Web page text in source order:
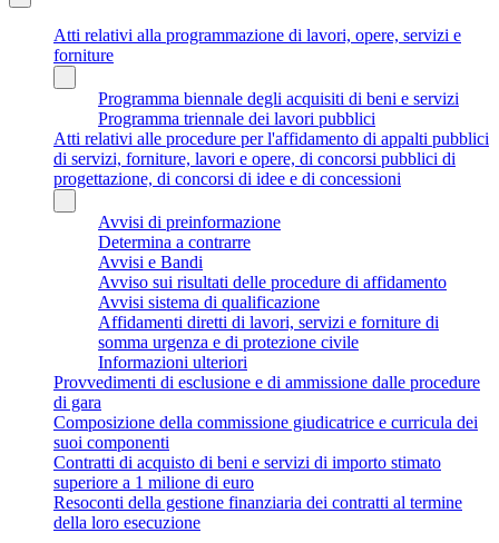
Atti relativi alla programmazione di lavori, opere, servizi e
forniture
Programma biennale degli acquisiti di beni e servizi
Programma triennale dei lavori pubblici
Atti relativi alle procedure per l'affidamento di appalti pubblici
di servizi, forniture, lavori e opere, di concorsi pubblici di
progettazione, di concorsi di idee e di concessioni
Avvisi di preinformazione
Determina a contrarre
Avvisi e Bandi
Avviso sui risultati delle procedure di affidamento
Avvisi sistema di qualificazione
Affidamenti diretti di lavori, servizi e forniture di
somma urgenza e di protezione civile
Informazioni ulteriori
Provvedimenti di esclusione e di ammissione dalle procedure
di gara
Composizione della commissione giudicatrice e curricula dei
suoi componenti
Contratti di acquisto di beni e servizi di importo stimato
superiore a 1 milione di euro
Resoconti della gestione finanziaria dei contratti al termine
della loro esecuzione